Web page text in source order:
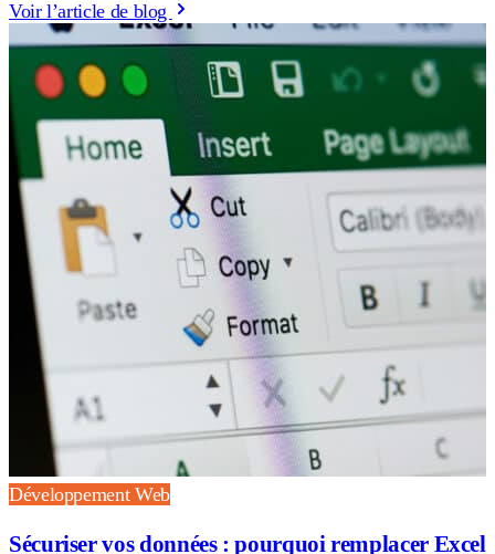
Voir l’article de blog
Développement Web
Sécuriser vos données : pourquoi remplacer Excel